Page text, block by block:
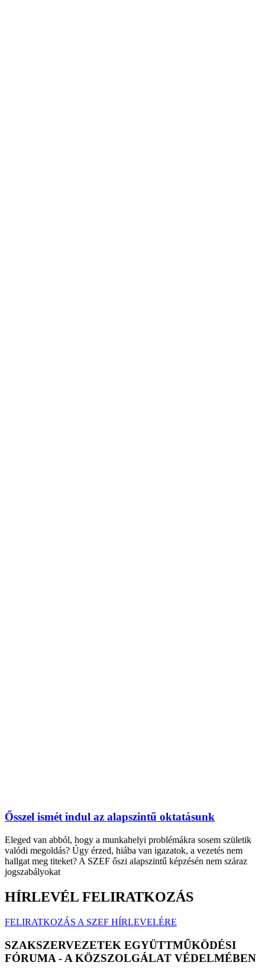
Ősszel ismét indul az alapszintű oktatásunk
Eleged van abból, hogy a munkahelyi problémákra sosem születik
valódi megoldás? Úgy érzed, hiába van igazatok, a vezetés nem
hallgat meg titeket? A SZEF őszi alapszintű képzésén nem száraz
jogszabályokat
HÍRLEVÉL FELIRATKOZÁS
FELIRATKOZÁS A SZEF HÍRLEVELÉRE
SZAKSZERVEZETEK EGYÜTTMŰKÖDÉSI
FÓRUMA - A KÖZSZOLGÁLAT VÉDELMÉBEN